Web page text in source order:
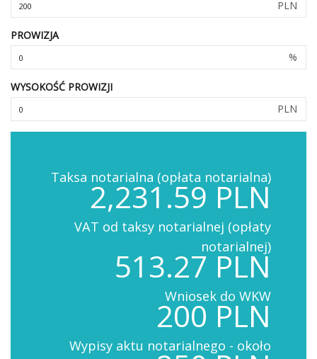
PLN
PROWIZJA
%
WYSOKOŚĆ PROWIZJI
PLN
Taksa notarialna (opłata notarialna)
2,231.59 PLN
VAT od taksy notarialnej (opłaty
notarialnej)
513.27 PLN
Wniosek do WKW
200 PLN
Wypisy aktu notarialnego - około